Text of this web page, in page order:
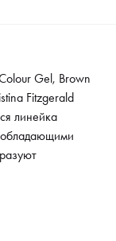
Gel, Brown
Fitzgerald
линейка
в течение
запахом, на